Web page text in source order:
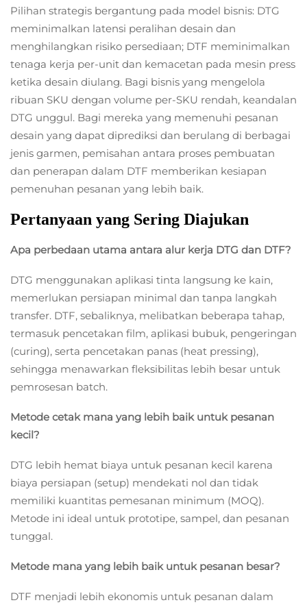
Pilihan strategis bergantung pada model bisnis: DTG
meminimalkan latensi peralihan desain dan
menghilangkan risiko persediaan; DTF meminimalkan
tenaga kerja per-unit dan kemacetan pada mesin press
ketika desain diulang. Bagi bisnis yang mengelola
ribuan SKU dengan volume per-SKU rendah, keandalan
DTG unggul. Bagi mereka yang memenuhi pesanan
desain yang dapat diprediksi dan berulang di berbagai
jenis garmen, pemisahan antara proses pembuatan
dan penerapan dalam DTF memberikan kesiapan
pemenuhan pesanan yang lebih baik.
Pertanyaan yang Sering Diajukan
Apa perbedaan utama antara alur kerja DTG dan DTF?
DTG menggunakan aplikasi tinta langsung ke kain,
memerlukan persiapan minimal dan tanpa langkah
transfer. DTF, sebaliknya, melibatkan beberapa tahap,
termasuk pencetakan film, aplikasi bubuk, pengeringan
(curing), serta pencetakan panas (heat pressing),
sehingga menawarkan fleksibilitas lebih besar untuk
pemrosesan batch.
Metode cetak mana yang lebih baik untuk pesanan
kecil?
DTG lebih hemat biaya untuk pesanan kecil karena
biaya persiapan (setup) mendekati nol dan tidak
memiliki kuantitas pemesanan minimum (MOQ).
Metode ini ideal untuk prototipe, sampel, dan pesanan
tunggal.
Metode mana yang lebih baik untuk pesanan besar?
DTF menjadi lebih ekonomis untuk pesanan dalam